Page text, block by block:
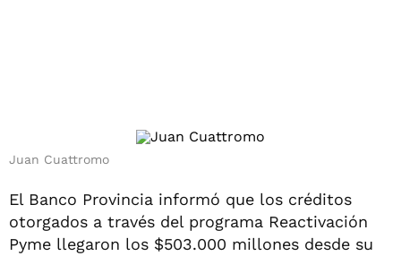
Juan Cuattromo
El Banco Provincia informó que los créditos
otorgados a través del programa Reactivación
Pyme llegaron los $503.000 millones desde su